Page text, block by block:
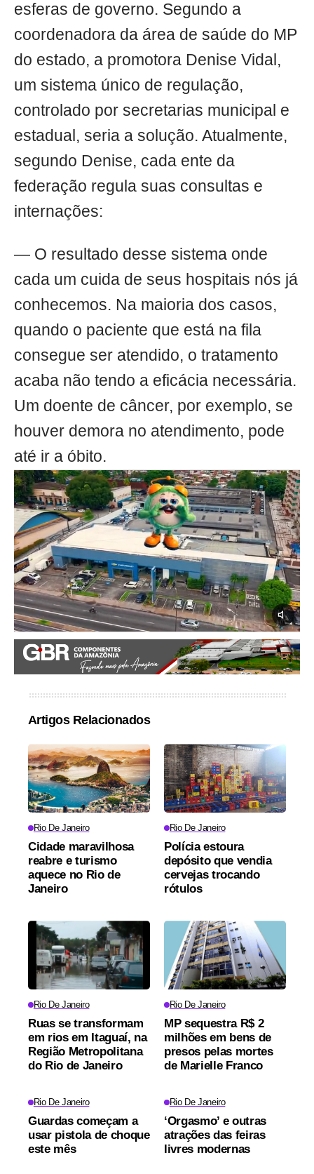
esferas de governo. Segundo a
coordenadora da área de saúde do MP
do estado, a promotora Denise Vidal,
um sistema único de regulação,
controlado por secretarias municipal e
estadual, seria a solução. Atualmente,
segundo Denise, cada ente da
federação regula suas consultas e
internações:
— O resultado desse sistema onde
cada um cuida de seus hospitais nós já
conhecemos. Na maioria dos casos,
quando o paciente que está na fila
consegue ser atendido, o tratamento
acaba não tendo a eficácia necessária.
Um doente de câncer, por exemplo, se
houver demora no atendimento, pode
até ir a óbito.
Artigos Relacionados
Rio De Janeiro
Cidade maravilhosa
reabre e turismo
aquece no Rio de
Janeiro
Rio De Janeiro
Polícia estoura
depósito que vendia
cervejas trocando
rótulos
Rio De Janeiro
Ruas se transformam
em rios em Itaguaí, na
Região Metropolitana
do Rio de Janeiro
Rio De Janeiro
MP sequestra R$ 2
milhões em bens de
presos pelas mortes
de Marielle Franco
Rio De Janeiro
Guardas começam a
usar pistola de choque
este mês
Rio De Janeiro
‘Orgasmo’ e outras
atrações das feiras
livres modernas